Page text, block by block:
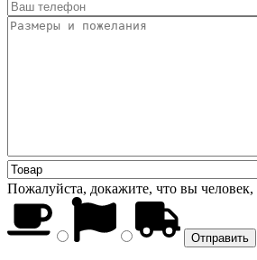
Пожалуйста, докажите, что вы человек,